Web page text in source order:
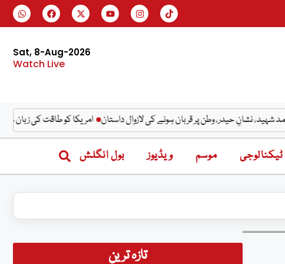
Sat, 8-Aug-2026
Watch Live
حیدر، وطن پر قربان ہونے کی لازوال داستان امریکا کو طاقت کی زبان سے بات نہیں
ٹیکنالوجی موسم ویڈیوز بول انگلش
تازہ ترین